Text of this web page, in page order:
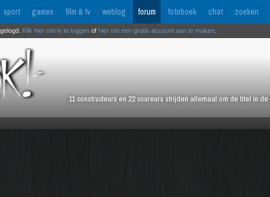
sport games film & tv weblog forum fotoboek chat zoeken
11 constructeurs en 22 coureurs strijden allemaal om de titel in
Klik hier om in te loggen of hier om een gratis account aan te maken